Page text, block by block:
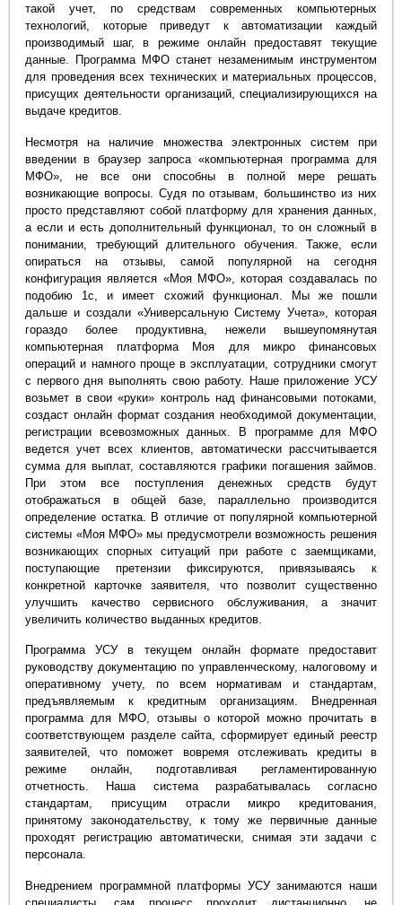
такой учет, по средствам современных компьютерных
технологий, которые приведут к автоматизации каждый
производимый шаг, в режиме онлайн предоставят текущие
данные. Программа МФО станет незаменимым инструментом
для проведения всех технических и материальных процессов,
присущих деятельности организаций, специализирующихся на
выдаче кредитов.
Несмотря на наличие множества электронных систем при
введении в браузер запроса «компьютерная программа для
МФО», не все они способны в полной мере решать
возникающие вопросы. Судя по отзывам, большинство из них
просто представляют собой платформу для хранения данных,
а если и есть дополнительный функционал, то он сложный в
понимании, требующий длительного обучения. Также, если
опираться на отзывы, самой популярной на сегодня
конфигурация является «Моя МФО», которая создавалась по
подобию 1с, и имеет схожий функционал. Мы же пошли
дальше и создали «Универсальную Систему Учета», которая
гораздо более продуктивна, нежели вышеупомянутая
компьютерная платформа Моя для микро финансовых
операций и намного проще в эксплуатации, сотрудники смогут
с первого дня выполнять свою работу. Наше приложение УСУ
возьмет в свои «руки» контроль над финансовыми потоками,
создаст онлайн формат создания необходимой документации,
регистрации всевозможных данных. В программе для МФО
ведется учет всех клиентов, автоматически рассчитывается
сумма для выплат, составляются графики погашения займов.
При этом все поступления денежных средств будут
отображаться в общей базе, параллельно производится
определение остатка. В отличие от популярной компьютерной
системы «Моя МФО» мы предусмотрели возможность решения
возникающих спорных ситуаций при работе с заемщиками,
поступающие претензии фиксируются, привязываясь к
конкретной карточке заявителя, что позволит существенно
улучшить качество сервисного обслуживания, а значит
увеличить количество выданных кредитов.
Программа УСУ в текущем онлайн формате предоставит
руководству документацию по управленческому, налоговому и
оперативному учету, по всем нормативам и стандартам,
предъявляемым к кредитным организациям. Внедренная
программа для МФО, отзывы о которой можно прочитать в
соответствующем разделе сайта, сформирует единый реестр
заявителей, что поможет вовремя отслеживать кредиты в
режиме онлайн, подготавливая регламентированную
отчетность. Наша система разрабатывалась согласно
стандартам, присущим отрасли микро кредитования,
принятому законодательству, к тому же первичные данные
проходят регистрацию автоматически, снимая эти задачи с
персонала.
Внедрением программной платформы УСУ занимаются наши